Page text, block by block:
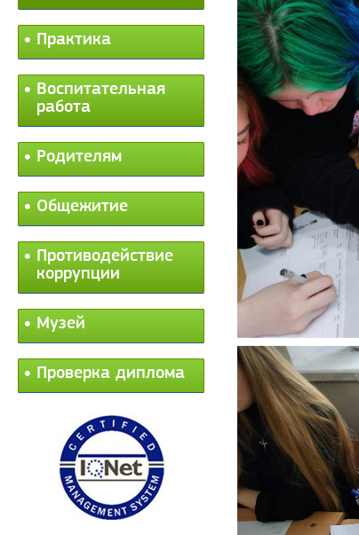
Практика
Воспитательная
работа
Родителям
Общежитие
Противодействие
коррупции
Музей
Проверка диплома